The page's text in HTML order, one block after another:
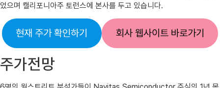
었으며 캘리포니아주 토런스에 본사를 두고 있습니다.
현재 주가 확인하기 회사 웹사이트 바로가기
주가전망